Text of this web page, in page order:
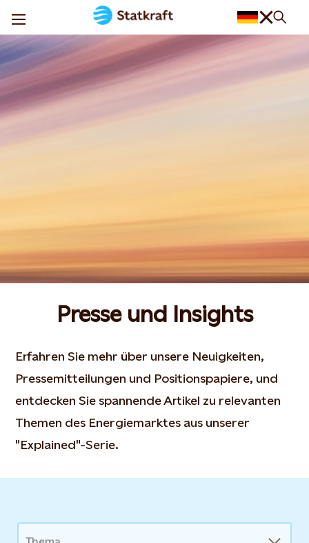
Presse und Insights
Erfahren Sie mehr über unsere Neuigkeiten,
Pressemitteilungen und Positionspapiere, und
entdecken Sie spannende Artikel zu relevanten
Themen des Energiemarktes aus unserer
"Explained"-Serie.
News